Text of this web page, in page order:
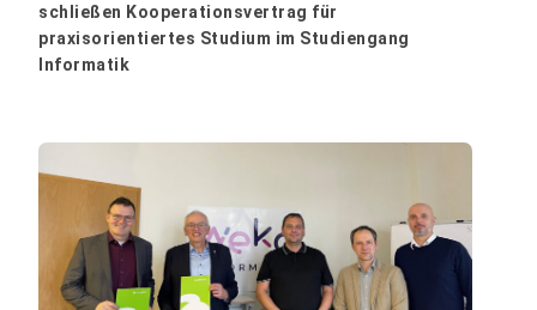
schließen Kooperationsvertrag für
praxisorientiertes Studium im Studiengang
Informatik